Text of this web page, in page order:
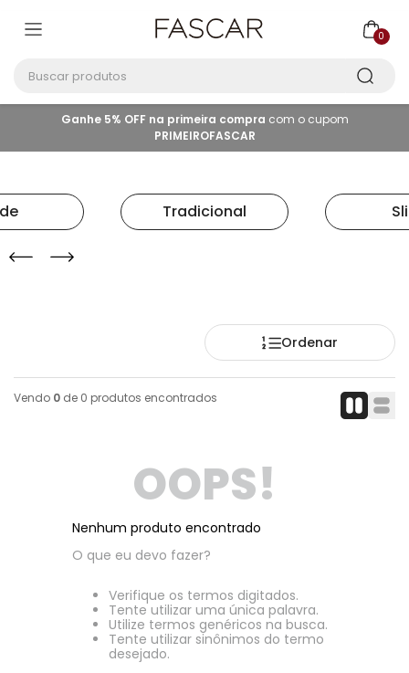
0
Ganhe 5% OFF na primeira compra com o cupom
PRIMEIROFASCAR
Tradicional
Ordenar
Vendo 0 de 0 produtos encontrados
OOPS!
Nenhum produto encontrado
O que eu devo fazer?
Verifique os termos digitados.
Tente utilizar uma única palavra.
Utilize termos genéricos na busca.
Tente utilizar sinônimos do termo
desejado.